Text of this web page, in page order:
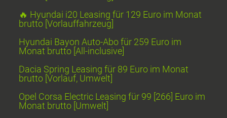
🔥 Hyundai i20 Leasing für 129 Euro im Monat
brutto [Vorlauffahrzeug]
Hyundai Bayon Auto-Abo für 259 Euro im
Monat brutto [All-inclusive]
Dacia Spring Leasing für 89 Euro im Monat
brutto [Vorlauf, Umwelt]
Opel Corsa Electric Leasing für 99 [266] Euro im
Monat brutto [Umwelt]